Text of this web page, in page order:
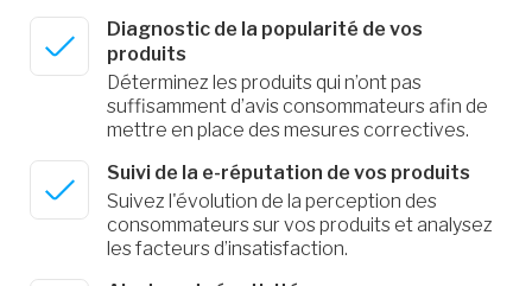
Diagnostic de la popularité de vos
produits
Déterminez les produits qui n’ont pas
suffisamment d’avis consommateurs afin de
mettre en place des mesures correctives.
Suivi de la e-réputation de vos produits
Suivez l'évolution de la perception des
consommateurs sur vos produits et analysez
les facteurs d’insatisfaction.